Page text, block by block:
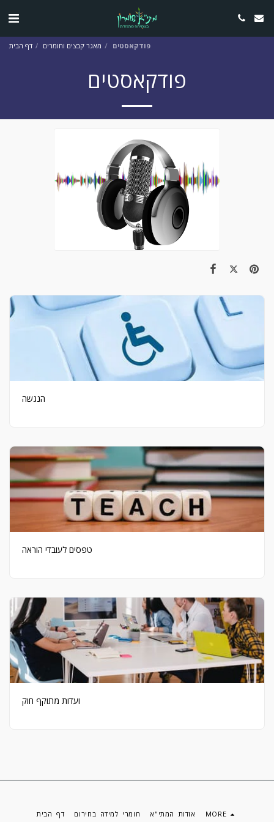
דף הבית מאגר קבצים וחומרים פודקאסטים
פודקאסטים
הנגשה
טפסים לעובדי הוראה
ועדות מתוקף חוק
דף הבית חומרי למידה בחירום אודות המתי"א MORE